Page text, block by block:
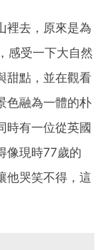
裡去，原來是為
感受一下大自然
甜點，並在觀看
色融為一體的朴
時有一位從英國
像現時77歲的
他哭笑不得，這